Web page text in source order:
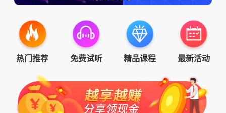
热门推荐 免费试听 精品课程 最新活动